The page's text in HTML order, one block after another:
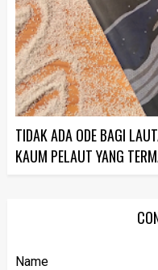
TIDAK ADA ODE BAGI
KAUM PELAUT YANG
Name